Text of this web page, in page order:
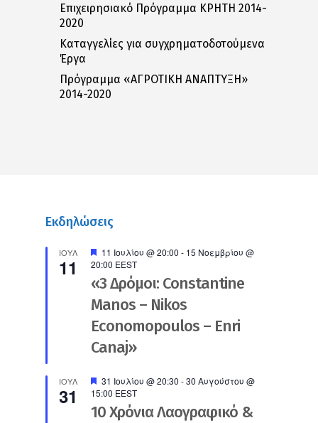
Επιχειρησιακό Πρόγραμμα ΚΡΗΤΗ 2014-
2020
Καταγγελίες για συγχρηματοδοτούμενα
Έργα
Πρόγραμμα «ΑΓΡΟΤΙΚΗ ΑΝΑΠΤΥΞΗ»
2014-2020
Εκδηλώσεις
ΙΟΎΛ
11
Προτεινόμενο
11 Ιουλίου @ 20:00 - 15 Νοεμβρίου @
20:00 EEST
«3 Δρόμοι: Constantine
Manos – Nikos
Economopoulos – Enri
Canaj»
ΙΟΎΛ
31
Προτεινόμενο
31 Ιουλίου @ 20:30 -30 Αυγούστου @
15:00 EEST
10 Χρόνια Λαογραφικό &